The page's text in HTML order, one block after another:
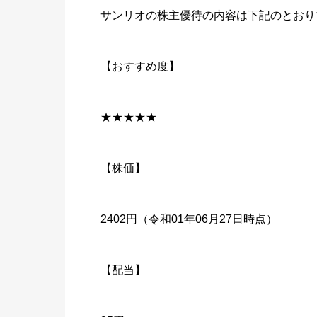
サンリオの株主優待の内容は下記のとお
【おすすめ度】
★★★★★
【株価】
2402円（令和01年06月27日時点）
【配当】